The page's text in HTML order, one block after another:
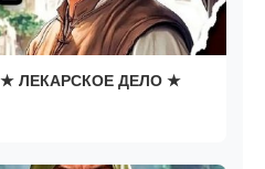
ЛЕКАРСКОЕ ДЕЛО ★